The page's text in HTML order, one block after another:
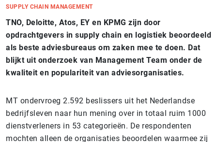
SUPPLY CHAIN MANAGEMENT
TNO, Deloitte, Atos, EY en KPMG zijn door
opdrachtgevers in supply chain en logistiek beoordeeld
als beste adviesbureaus om zaken mee te doen. Dat
blijkt uit onderzoek van Management Team onder de
kwaliteit en populariteit van adviesorganisaties.
MT ondervroeg 2.592 beslissers uit het Nederlandse
bedrijfsleven naar hun mening over in totaal ruim 1000
dienstverleners in 53 categorieën. De respondenten
mochten alleen de organisaties beoordelen waarmee zij